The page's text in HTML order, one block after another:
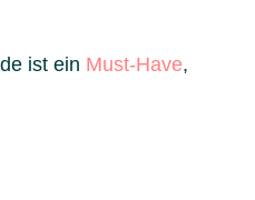
ist ein Must-Have,